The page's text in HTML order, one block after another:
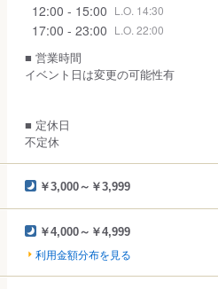
12:00 - 15:00 L.O. 14:30
17:00 - 23:00 L.O. 22:00
■ 営業時間
イベント日は変更の可能性有
■ 定休日
不定休
￥3,000～￥3,999
￥4,000～￥4,999
利用金額分布を見る